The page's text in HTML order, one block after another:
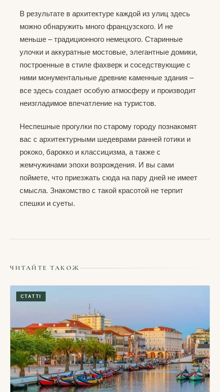
В результате в архитектуре каждой из улиц здесь
можно обнаружить много французского. И не
меньше – традиционного немецкого. Старинные
улочки и аккуратные мостовые, элегантные домики,
построенные в стиле фахверк и соседствующие с
ними монументальные древние каменные здания –
все здесь создает особую атмосферу и производит
неизгладимое впечатление на туристов.
Неспешные прогулки по старому городу познакомят
вас с архитектурными шедеврами ранней готики и
рококо, барокко и классицизма, а также с
жемчужинами эпохи возрождения. И вы сами
поймете, что приезжать сюда на пару дней не имеет
смысла. Знакомство с такой красотой не терпит
спешки и суеты.
ЧИТАЙТЕ ТАКОЖ
СТАТТІ